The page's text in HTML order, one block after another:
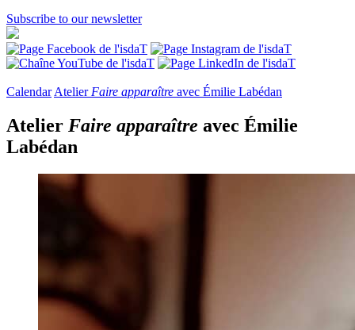
Subscribe to our newsletter
Calendar Atelier Faire apparaître avec Émilie Labédan
Atelier Faire apparaître avec Émilie
Labédan